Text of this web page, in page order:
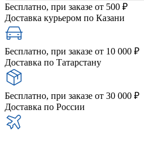
Бесплатно, при заказе от 500 ₽
Доставка курьером по Казани
Бесплатно, при заказе от 10 000 ₽
Доставка по Татарстану
Бесплатно, при заказе от 30 000 ₽
Доставка по России